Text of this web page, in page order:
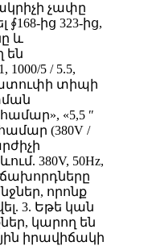
չափը
ից 323-ից,
և
են
5 / 5.5,
տիպի
«5,5 ″
(380V /
380V, 50Hz,
որոնք
3. Եթե կան
կարող են
իրավիճակի